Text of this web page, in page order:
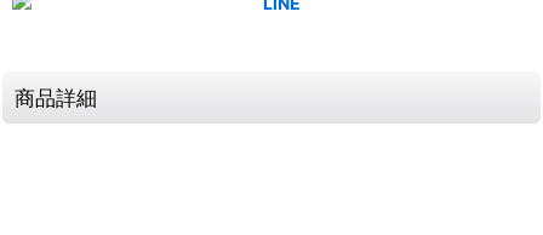
商品詳細